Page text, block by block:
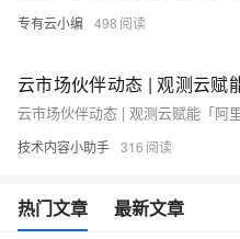
专有云小编 498
技术内容小助手 316
热门文章 最新文章